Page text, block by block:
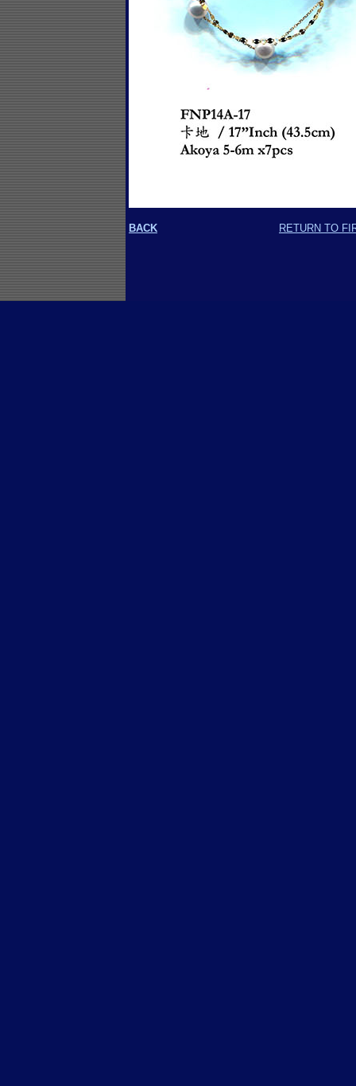
BACK RETURN TO